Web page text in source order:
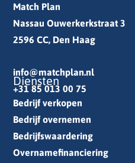
Match Plan
Nassau Ouwerkerkstraat 3
2596 CC, Den Haag
info@matchplan.nl
+31 85 013 00 75
Diensten
Bedrijf verkopen
Bedrijf overnemen
Bedrijfswaardering
Overnamefinanciering